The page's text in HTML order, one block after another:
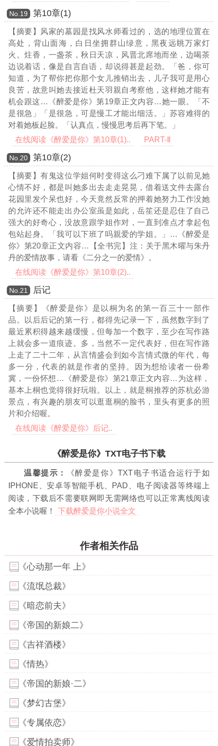
Νο.19 第10章(1)
【摘要】风家的墓园是找风水师看过的，选的地理位置在
高处，背山面海，白日坐拥群山绿意，黑夜远眺万家灯
火。炷香，一盏茶，秋日天凉，风晋北席地而坐，边喝茶
边说着话，像是自言自语，却说得甚是起劲。「爸，你可
知道，为了帮你把你那个女儿推销出去，儿子我可是用心
良苦，故意叫她去接近杜天羽親自考察他，这样她才能有
机会跟这…《醉爱是你》第19章正文内容…她一眼。「不
是很急」「是很急，可是慢工才能出细活。」苏容难得的
对着她板起脸。「认真点，慢慢思考后再下笔。」
在线阅读《醉爱是你》第10章(1)..
PART-Ⅱ
Νο.20 第10章(2)
【摘要】有鬼这位学姐何时变得这么刁难下属了以前见她
心情不好，都是叫她多出去走走晃晃，借着送文件去露台
花园里发个呆也好，今天竟然反常的押着她努力工作没她
的允许还不能走出办公室虽是如此，岳笙还是忍住了自己
强大的好奇心，没故意跟学姐作对，一直到准点才拿起包
包站起身。「我可以下班了吗親爱的学姐。」
…《醉爱是
你》第20章正文内容…
【全书完】注：关于黑木曜与朱丹
丹的爱情故事，请看《二分之一的爱情》。
在线阅读《醉爱是你》第10章(2)..
Νο.21 后记
【摘要】《醉爱是你》是以桐为名的第一百三十一部作
品。以后后记的第一行，都得先记录一下，虽然数字到了
最近累积得越来越缓慢，但每加一个数字，至少在写作路
上就会多一道痕迹。多，当然不一定代表好，但在写作路
上走了二十二年，从言情盛会到如今言情式微的年代，每
多一分，代表的就是作者的坚持。因为想给读者一份希
冀，一份怀想 …《醉爱是你》第21章正文内容… 为这样，
基本上桐也觉得很好玩啦。以上，就是桐推荐的苏杭必游
景点，有兴趣的朋友可以逛逛桐的脸书，里头有更多的照
片和介绍喔。
在线阅读《醉爱是你》后记..
《醉爱是你》TXT电子书下载
温馨提示：
《醉爱是你》TXT电子书适合运行于如
IPHONE、安卓等智能手机、PAD、电子阅读器等终端上
阅读，下载后不需要联网即无需网络也可以正常离线阅读
全本小说喔！
下载醉爱是你小说全文
作者相关作品
《心动那一年 上》
《流氓总裁》
《暗恋前夫》
《帝国的新娘二》
《吉祥酒楼》
《情热》
《帝国的新娘·二》
《梦幻古堡》
《专属依恋》
《爱情拍卖师》